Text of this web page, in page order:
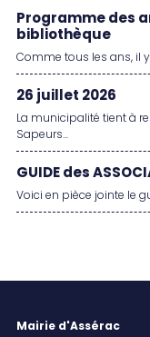
Programme des
bibliothèque
Comme tous les ans, il
26 juillet 2026
La municipalité tient à
Sapeurs...
GUIDE des
Voici en pièce jointe le
Mairie d'Assérac